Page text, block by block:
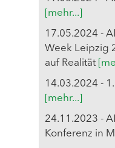
[mehr...]
17.05.2024 -
Week Leipzig
auf Realität
14.03.2024 -
[mehr...]
24.11.2023 -
Konferenz in